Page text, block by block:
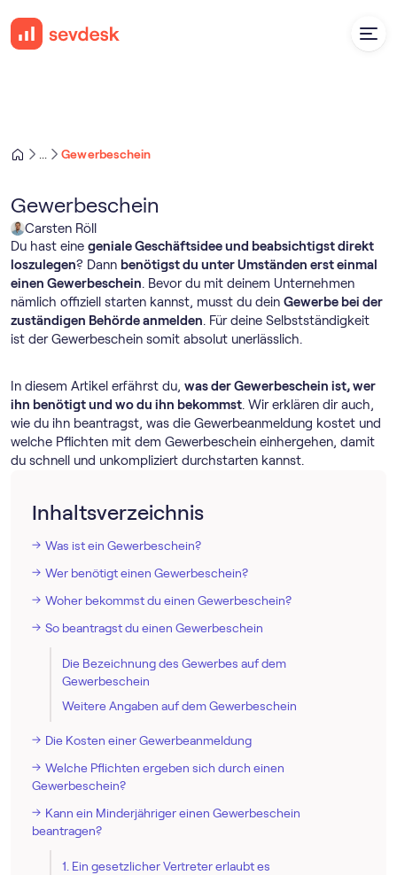
Gewerbeschein
Gewerbeschein
Carsten Röll
Du hast eine geniale Geschäftsidee und beabsichtigst direkt
loszulegen? Dann benötigst du unter Umständen erst einmal
einen Gewerbeschein. Bevor du mit deinem Unternehmen
nämlich offiziell starten kannst, musst du dein Gewerbe bei der
zuständigen Behörde anmelden. Für deine Selbstständigkeit
ist der Gewerbeschein somit absolut unerlässlich.
In diesem Artikel erfährst du, was der Gewerbeschein ist, wer
ihn benötigt und wo du ihn bekommst. Wir erklären dir auch,
wie du ihn beantragst, was die Gewerbeanmeldung kostet und
welche Pflichten mit dem Gewerbeschein einhergehen, damit
du schnell und unkompliziert durchstarten kannst.
Inhaltsverzeichnis
Was ist ein Gewerbeschein?
Wer benötigt einen Gewerbeschein?
Woher bekommst du einen Gewerbeschein?
So beantragst du einen Gewerbeschein
Die Bezeichnung des Gewerbes auf dem
Gewerbeschein
Weitere Angaben auf dem Gewerbeschein
Die Kosten einer Gewerbeanmeldung
Welche Pflichten ergeben sich durch einen
Gewerbeschein?
Kann ein Minderjähriger einen Gewerbeschein
beantragen?
1. Ein gesetzlicher Vertreter erlaubt es